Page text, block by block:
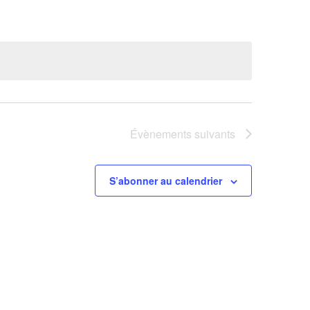
Évènements suivants
S’abonner au calendrier